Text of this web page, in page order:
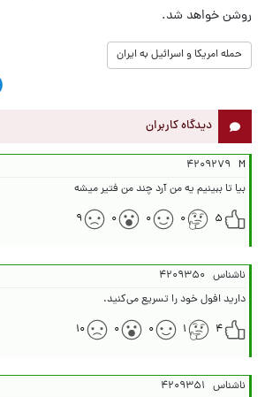
روشن خواهد شد.
حمله امریکا و اسرائیل به ایران
دیدگاه کاربران
M
۴۲۰۹۲۷۹
بیا تا ببینیم یه من آرد چند من فتیر میشه
۵
۰ ۰ ۰ ۹
ناشناس ۴۲۰۹۳۵۰
دارید افول خود را تسریع می‌کنید.
۴
۱ ۰ ۰ ۱۰
ناشناس ۴۲۰۹۳۵۱